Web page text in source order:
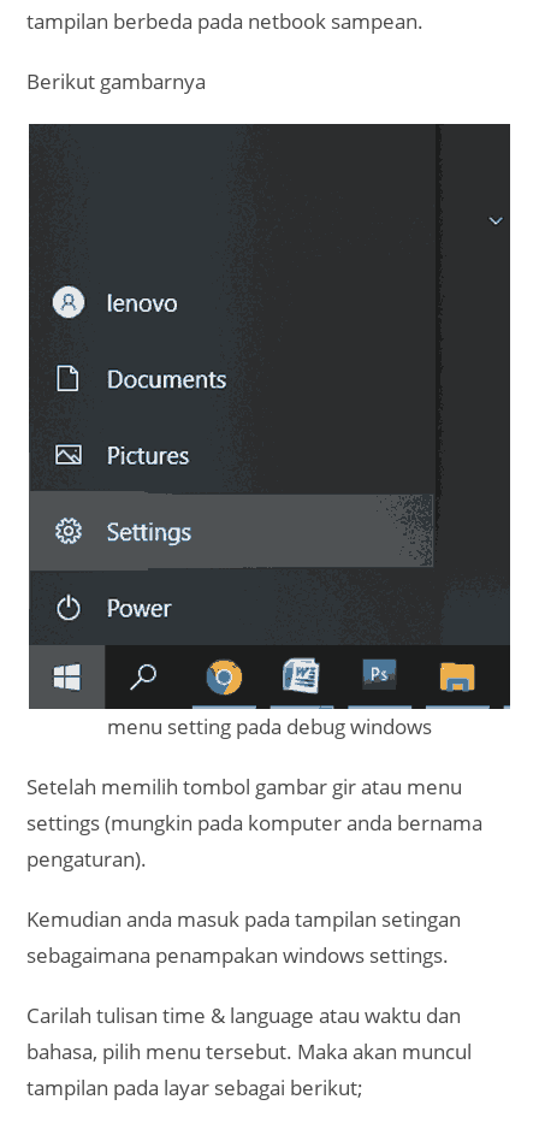
tampilan berbeda pada netbook sampean.
Berikut gambarnya
menu setting pada debug windows
Setelah memilih tombol gambar gir atau menu
settings (mungkin pada komputer anda bernama
pengaturan).
Kemudian anda masuk pada tampilan setingan
sebagaimana penampakan windows settings.
Carilah tulisan time & language atau waktu dan
bahasa, pilih menu tersebut. Maka akan muncul
tampilan pada layar sebagai berikut;